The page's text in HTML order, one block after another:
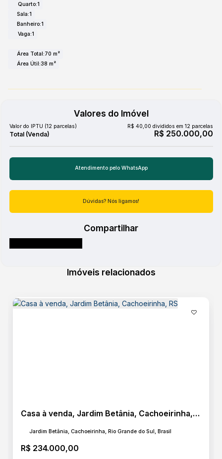
Quarto:1
Sala:1
Banheiro:1
Vaga:1
Área Total:70 m²
Área Útil:38 m²
Valores do Imóvel
R$ 250.000,00
Valor do IPTU (12 parcelas) R$ 40,00 divididos em 12 parcelas
Dúvidas? Nós ligamos!
Compartilhar
Imóveis relacionados
Casa à venda, Jardim Betânia, Cachoeirinha, RS
R$ 234.000,00
Jardim Betânia, Cachoeirinha, Rio Grande do Sul, Brasil